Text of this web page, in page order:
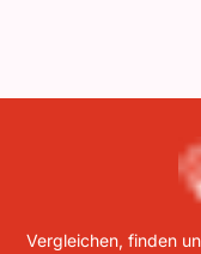
Vergleichen, finden